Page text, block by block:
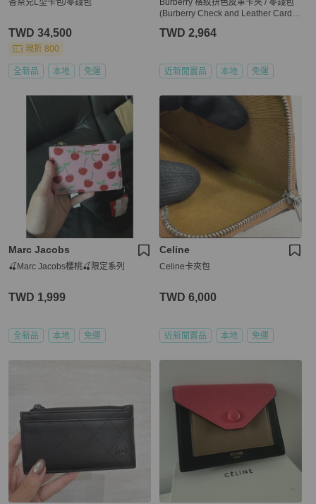
香奈兒L型卡包/零錢包
TWD 34,500
現折 800
全新品 本地 免運
Burberry 格紋拼色皮革卡夾 / 零錢包
(Burberry Check and Leather Card C
TWD 2,964
近新閒置品 本地 免運
Marc Jacobs
🍒Marc Jacobs櫻桃🍒限定系列
TWD 1,999
全新品 本地 免運
Celine
Celine卡夾包
TWD 6,000
近新閒置品 本地 免運